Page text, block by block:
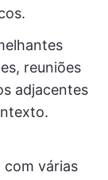
reuniões
adjacentes
com várias